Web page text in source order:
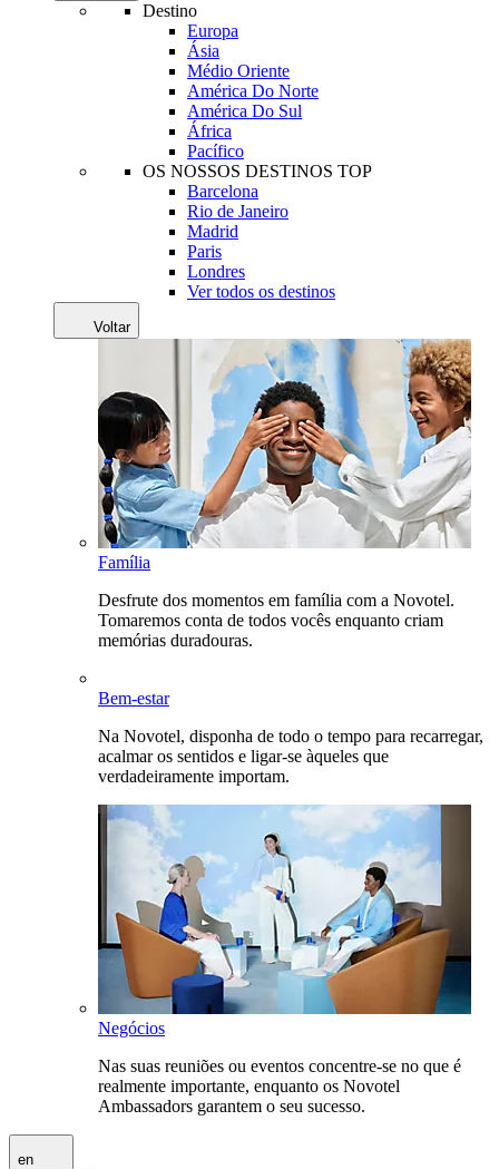
Destino
Europa
Ásia
Médio Oriente
América Do Norte
América Do Sul
África
Pacífico
OS NOSSOS DESTINOS TOP
Barcelona
Rio de Janeiro
Madrid
Paris
Londres
Ver todos os destinos
Voltar
Família
Desfrute dos momentos em família com a Novotel.
Tomaremos conta de todos vocês enquanto criam
memórias duradouras.
Bem-estar
Na Novotel, disponha de todo o tempo para recarregar,
acalmar os sentidos e ligar-se àqueles que
verdadeiramente importam.
Negócios
Nas suas reuniões ou eventos concentre-se no que é
realmente importante, enquanto os Novotel
Ambassadors garantem o seu sucesso.
en